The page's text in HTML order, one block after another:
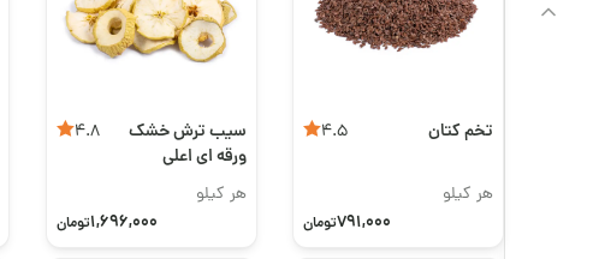
تخم کتان 4.5
هر کیلو
791,000تومان
سیب ترش خشک
ورقه ای اعلی
4.8
هر کیلو
1,696,000تومان